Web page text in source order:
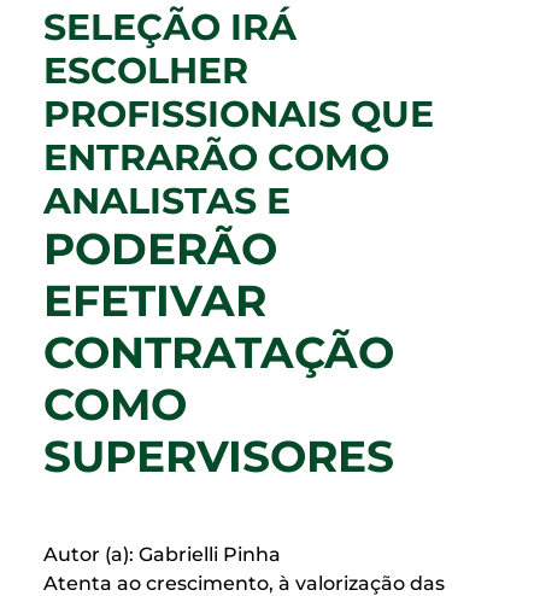
SELEÇÃO IRÁ
ESCOLHER
PROFISSIONAIS QUE
ENTRARÃO COMO
ANALISTAS E
PODERÃO
EFETIVAR
CONTRATAÇÃO
COMO
SUPERVISORES
Autor (a): Gabrielli Pinha
Atenta ao crescimento, à valorização das